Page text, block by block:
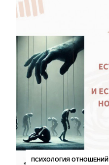
ПСИХОЛОГИЯ ОТНОШЕНИЙ